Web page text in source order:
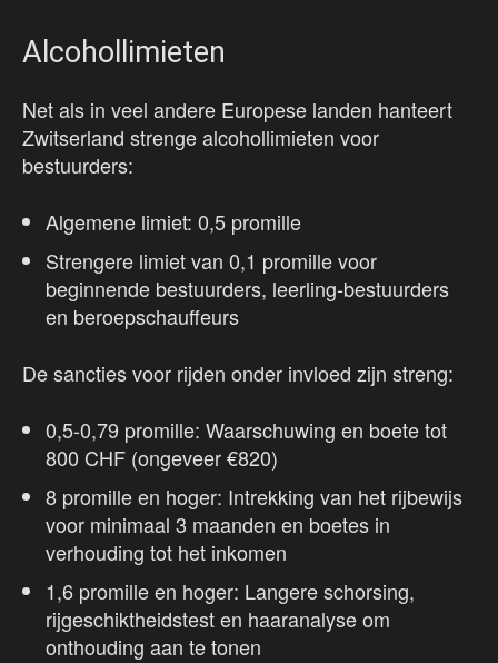
Alcohollimieten
Net als in veel andere Europese landen hanteert
Zwitserland strenge alcohollimieten voor
bestuurders:
Algemene limiet: 0,5 promille
Strengere limiet van 0,1 promille voor
beginnende bestuurders, leerling-bestuurders
en beroepschauffeurs
De sancties voor rijden onder invloed zijn streng:
0,5-0,79 promille: Waarschuwing en boete tot
800 CHF (ongeveer €820)
8 promille en hoger: Intrekking van het rijbewijs
voor minimaal 3 maanden en boetes in
verhouding tot het inkomen
1,6 promille en hoger: Langere schorsing,
rijgeschiktheidstest en haaranalyse om
onthouding aan te tonen